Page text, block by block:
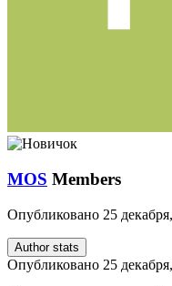
MOS Members
Опубликовано 25
Author stats
Опубликовано 25